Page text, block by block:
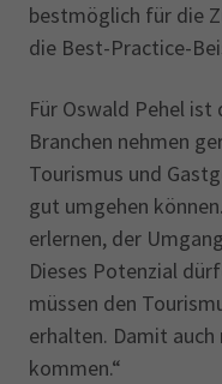
bestmöglich für die
die Best-Practice-
Für Oswald Pehel ist
Branchen nehmen
Tourismus und
gut umgehen
erlernen, der
Dieses Potenzial
müssen den
erhalten. Damit
kommen.“